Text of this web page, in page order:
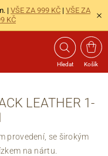
| VŠE ZA 999 KČ | VŠE ZA
KČ
Hledat Košík
LEATHER 1-
provedení, se širokým
na nártu.